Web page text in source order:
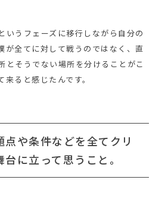
いうフェーズに移行しながら自分の
が全てに対して戦うのではなく、直
とそうでない場所を分けることがこ
ると感じたんです。
点や条件などを全てクリ
に立って思うこと。